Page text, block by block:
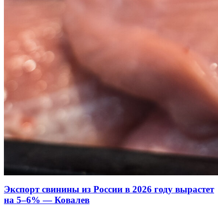
Экспорт свинины из России в 2026 году вырастет
на 5–6% — Ковалев